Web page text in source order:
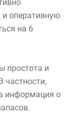
и оперативную
на 6
простота и
частности,
информация о